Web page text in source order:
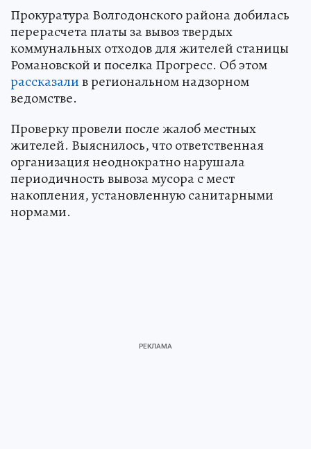
Прокуратура Волгодонского района добилась
перерасчета платы за вывоз твердых
коммунальных отходов для жителей станицы
Романовской и поселка Прогресс. Об этом
рассказалив региональном надзорном
ведомстве.
Проверку провели после жалоб местных
жителей. Выяснилось, что ответственная
организация неоднократно нарушала
периодичность вывоза мусора с мест
накопления, установленную санитарными
нормами.